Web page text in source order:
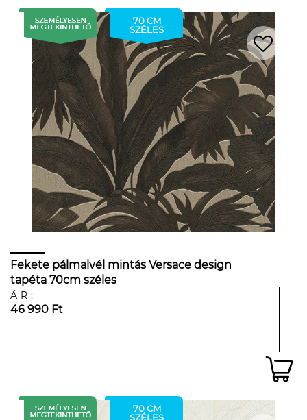
70 CM
SZÉLES
Fekete pálmalvél mintás Versace design
tapéta 70cm széles
ÁR:
46 990 Ft
70 CM
SZÉLES